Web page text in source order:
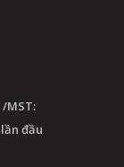
MST:
đầu